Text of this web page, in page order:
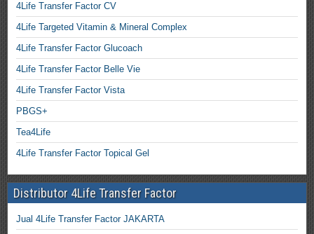
4Life Transfer Factor CV
4Life Targeted Vitamin & Mineral Complex
4Life Transfer Factor Glucoach
4Life Transfer Factor Belle Vie
4Life Transfer Factor Vista
PBGS+
Tea4Life
4Life Transfer Factor Topical Gel
Distributor 4Life Transfer Factor
Jual 4Life Transfer Factor JAKARTA